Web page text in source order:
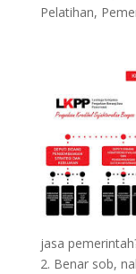
Pelatihan,
jasa
2. Benar sob,